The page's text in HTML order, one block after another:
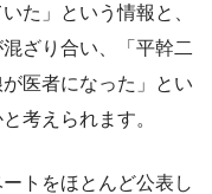
た」という情報と、
ざり合い、「平幹二
医者になった」とい
考えられます。
トをほとんど公表し